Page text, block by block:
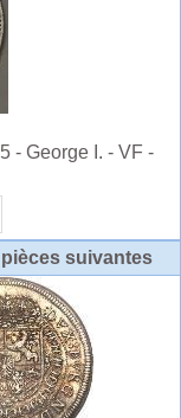
- George I. - VF -
suivantes